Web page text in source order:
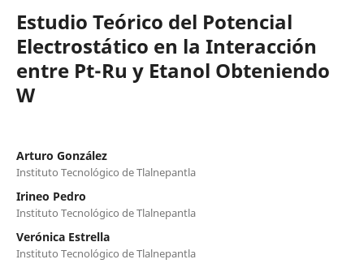
Estudio Teórico del Potencial
Electrostático en la Interacción
entre Pt-Ru y Etanol Obteniendo
W
Arturo González
Instituto Tecnológico de Tlalnepantla
Irineo Pedro
Instituto Tecnológico de Tlalnepantla
Verónica Estrella
Instituto Tecnológico de Tlalnepantla